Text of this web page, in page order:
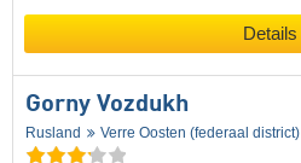
Details
Gorny Vozdukh
Rusland Verre Oosten (federaal district)